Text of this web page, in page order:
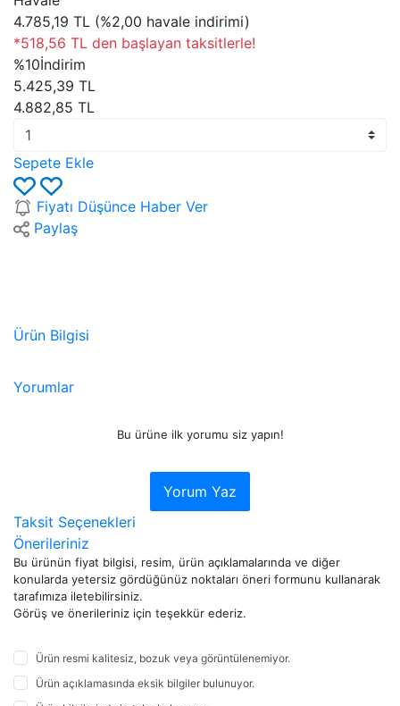
4.785,19 TL (%2,00 havale indirimi)
*518,56 TL den başlayan taksitlerle!
%10İndirim
5.425,39 TL
4.882,85 TL
Sepete Ekle
Fiyatı Düşünce Haber Ver
Paylaş
Ürün Bilgisi
Yorumlar
Bu ürüne ilk yorumu siz yapın!
Yorum Yaz
Taksit Seçenekleri
Önerileriniz
Bu ürünün fiyat bilgisi, resim, ürün açıklamalarında ve diğer
konularda yetersiz gördüğünüz noktaları öneri formunu kullanarak
tarafımıza iletebilirsiniz.
Görüş ve önerileriniz için teşekkür ederiz.
Ürün resmi kalitesiz, bozuk veya görüntülenemiyor.
Ürün açıklamasında eksik bilgiler bulunuyor.